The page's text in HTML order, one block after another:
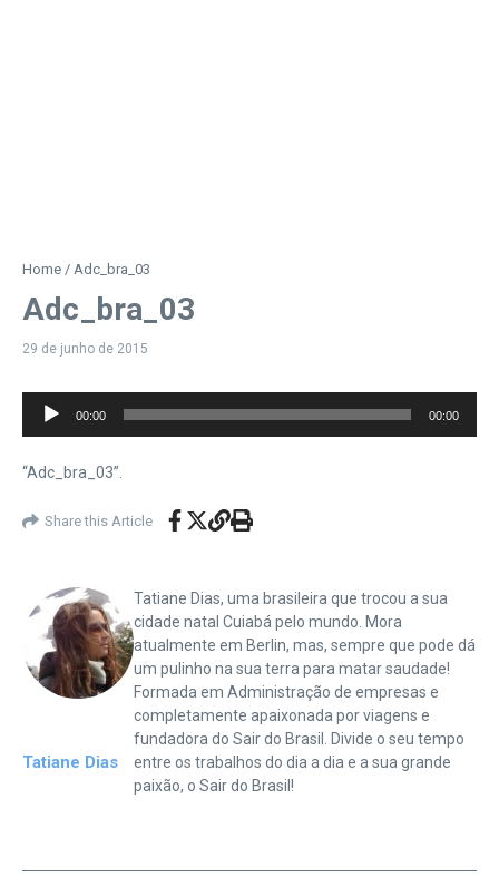
Home / Adc_bra_03
Adc_bra_03
29 de junho de 2015
Tocador
00:00 00:00
“Adc_bra_03”.
Share this Article
Tatiane Dias
Tatiane Dias, uma brasileira que trocou a sua
cidade natal Cuiabá pelo mundo. Mora
atualmente em Berlin, mas, sempre que pode dá
um pulinho na sua terra para matar saudade!
Formada em Administração de empresas e
completamente apaixonada por viagens e
fundadora do Sair do Brasil. Divide o seu tempo
entre os trabalhos do dia a dia e a sua grande
paixão, o Sair do Brasil!